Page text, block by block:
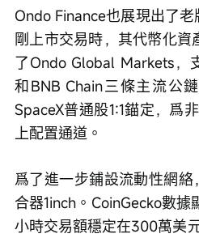
Ondo Finance也展現出了
剛上市交易時，其代幣化資
了Ondo Global Markets，
和BNB Chain三條主流公
SpaceX普通股1:1錨定，爲
上配置通道。
爲了進一步鋪設流動性網
合器1inch。CoinGecko數據
小時交易額穩定在300萬美